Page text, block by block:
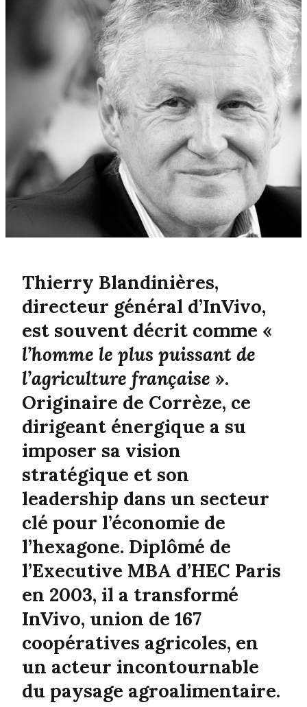
Thierry Blandinières,
directeur général d’InVivo,
est souvent décrit comme «
l’homme le plus puissant de
l’agriculture française ».
Originaire de Corrèze, ce
dirigeant énergique a su
imposer sa vision
stratégique et son
leadership dans un secteur
clé pour l’économie de
l’hexagone. Diplômé de
l’Executive MBA d’HEC Paris
en 2003, il a transformé
InVivo, union de 167
coopératives agricoles, en
un acteur incontournable
du paysage agroalimentaire.